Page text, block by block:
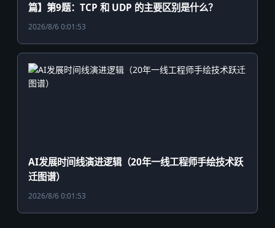
篇】第9题：TCP 和 UDP 的主要区别是什么？
2026/8/6 0:01:53
AI发展时间线演进逻辑（20年一线工程师手绘技术跃
迁图谱）
2026/8/6 0:01:53